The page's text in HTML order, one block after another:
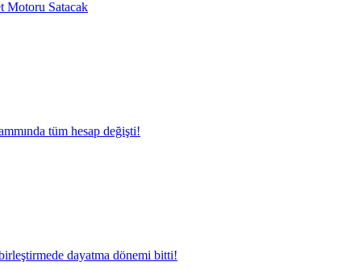
Motoru Satacak
tüm hesap değişti!
dayatma dönemi bitti!